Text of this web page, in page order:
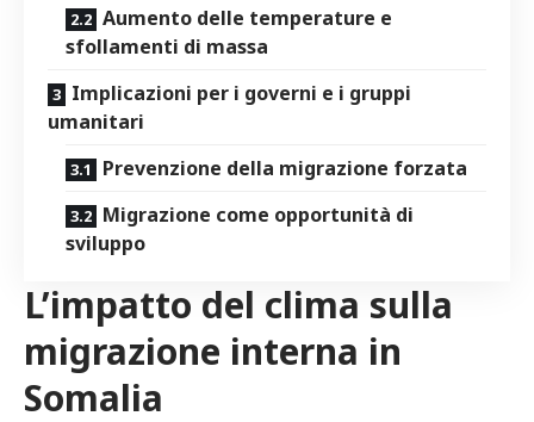
Aumento delle temperature e
sfollamenti di massa
Implicazioni per i governi e i gruppi
umanitari
Prevenzione della migrazione ⁤forzata
Migrazione come opportunità di
sviluppo
L’impatto del ⁤clima sulla
migrazione interna in
Somalia